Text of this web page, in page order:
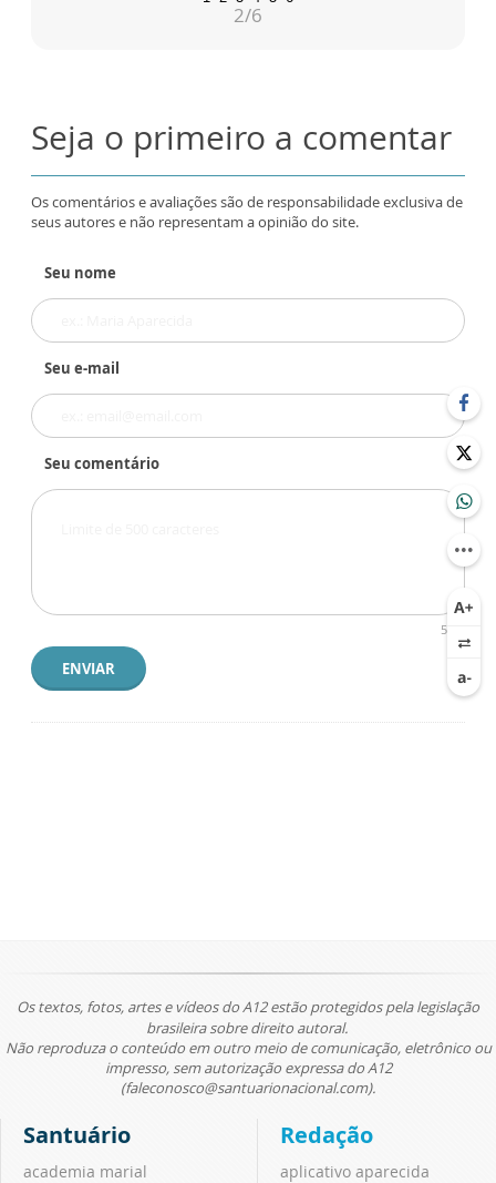
2/6
Seja o primeiro a comentar
Os comentários e avaliações são de responsabilidade exclusiva de
seus autores e não representam a opinião do site.
Seu nome
Seu e-mail
Seu comentário
500
ENVIAR
Os textos, fotos, artes e vídeos do A12 estão protegidos pela legislação
brasileira sobre direito autoral.
Não reproduza o conteúdo em outro meio de comunicação, eletrônico ou
impresso, sem autorização expressa do A12
(faleconosco@santuarionacional.com).
Santuário
academia marial
Redação
aplicativo aparecida